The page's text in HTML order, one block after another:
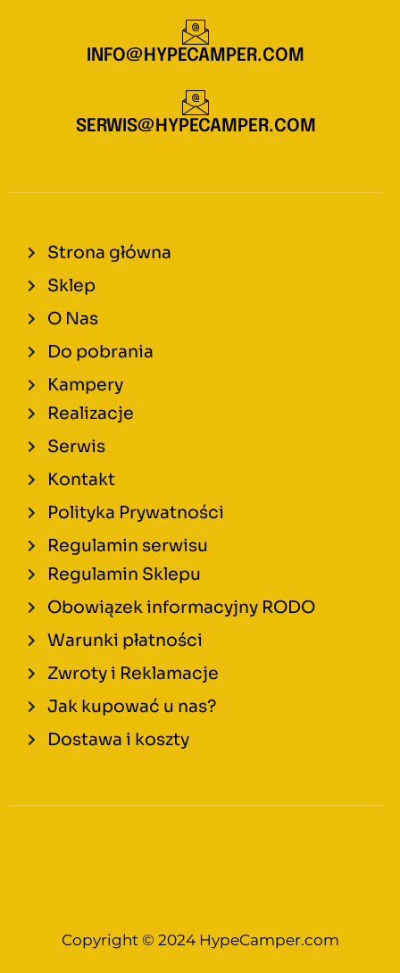
INFO@HYPECAMPER.COM
SERWIS@HYPECAMPER.COM
Strona główna
Sklep
O Nas
Do pobrania
Kampery
Realizacje
Serwis
Kontakt
Polityka Prywatności
Regulamin serwisu
Regulamin Sklepu
Obowiązek informacyjny RODO
Warunki płatności
Zwroty i Reklamacje
Jak kupować u nas?
Dostawa i koszty
Copyright © 2024 HypeCamper.com